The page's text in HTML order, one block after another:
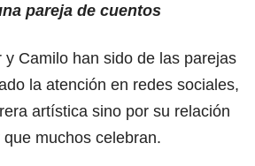
pareja de cuentos
y Camilo han sido de las parejas
la atención en redes sociales,
artística sino por su relación
muchos celebran.